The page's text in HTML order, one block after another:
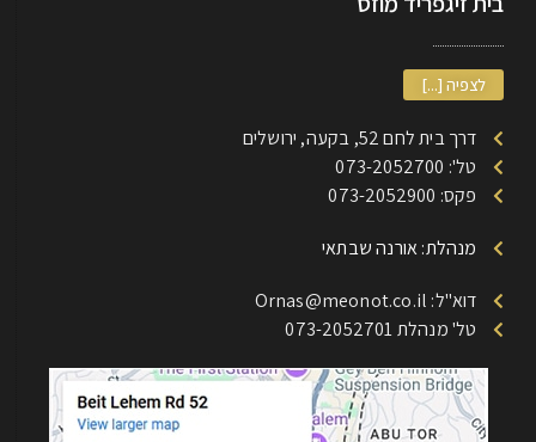
לצפיה [...]
דרך בית לחם 52, בקעה, ירושלים
טל': 073-2052700
פקס: 073-2052900
מנהלת: אורנה שבתאי
דוא"ל: Ornas@meonot.co.il
טל' מנהלת 073-2052701